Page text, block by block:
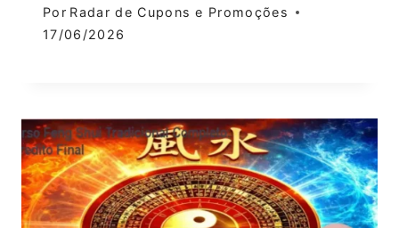
Por Radar de Cupons e Promoções
17/06/2026